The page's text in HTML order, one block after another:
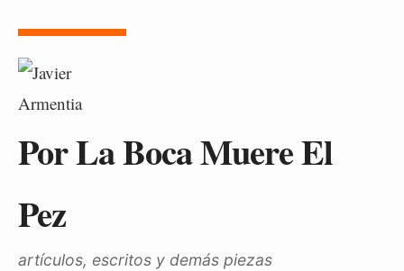
Por La Boca Muere El
Pez
artículos, escritos y demás piezas